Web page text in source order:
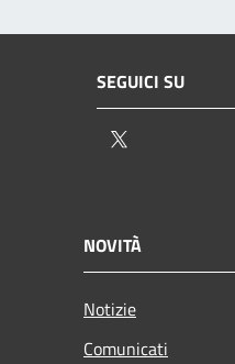
SEGUICI SU
NOVITÀ
Notizie
Comunicati